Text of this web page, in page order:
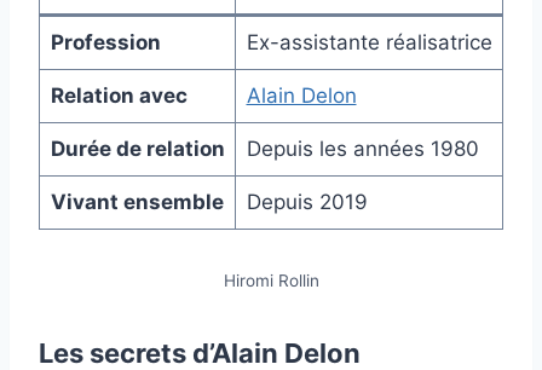
Profession Ex-assistante réalisatrice
Relation avec Alain Delon
Durée de relation Depuis les années 1980
Vivant ensemble Depuis 2019
Hiromi Rollin
Les secrets d’Alain Delon